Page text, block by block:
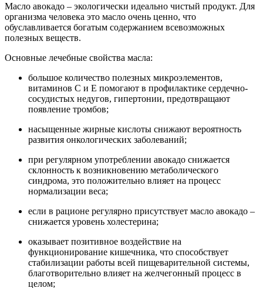
Масло авокадо – экологически идеально чистый продукт. Для
организма человека это масло очень ценно, что
обуславливается богатым содержанием всевозможных
полезных веществ.
Основные лечебные свойства масла:
большое количество полезных микроэлементов,
витаминов С и Е помогают в профилактике сердечно-
сосудистых недугов, гипертонии, предотвращают
появление тромбов;
насыщенные жирные кислоты снижают вероятность
развития онкологических заболеваний;
при регулярном употреблении авокадо снижается
склонность к возникновению метаболического
синдрома, это положительно влияет на процесс
нормализации веса;
если в рационе регулярно присутствует масло авокадо –
снижается уровень холестерина;
оказывает позитивное воздействие на
функционирование кишечника, что способствует
стабилизации работы всей пищеварительной системы,
благотворительно влияет на желчегонный процесс в
целом;